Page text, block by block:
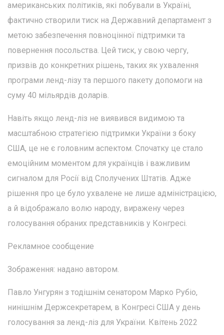
американських політиків, які побували в Україні,
фактично створили тиск на Державний департамент з
метою забезпечення повноцінної підтримки та
повернення посольства. Цей тиск, у свою чергу,
призвів до конкретних рішень, таких як ухвалення
програми ленд-лізу та першого пакету допомоги на
суму 40 мільярдів доларів.
Навіть якщо ленд-ліз не виявився видимою та
масштабною стратегією підтримки України з боку
США, це не є головним аспектом. Спочатку це стало
емоційним моментом для українців і важливим
сигналом для Росії від Сполучених Штатів. Адже
рішення про це було ухвалене не лише адміністрацією,
а й відображало волю народу, виражену через
голосування обраних представників у Конгресі.
Рекламное сообщение
Зображення: надано автором.
Павло Унгурян з тодішнім сенатором Марко Рубіо,
нинішнім Держсекретарем, в Конгресі США у день
голосування за ленд-ліз для України. Квітень 2022